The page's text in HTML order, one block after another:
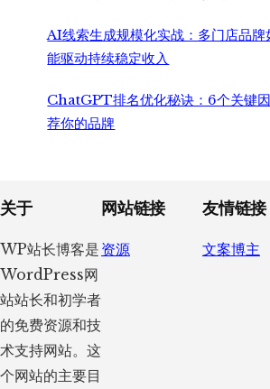
AI线索生成规模化实战：多门店品牌
能驱动持续稳定收入
ChatGPT排名优化秘诀：6个关键
荐你的品牌
Footer
关于
WP站长博客是
WordPress网
站站长和初学者
的免费资源和技
术支持网站。这
个网站的主要目
网站链接
资源
友情链接
文案博主